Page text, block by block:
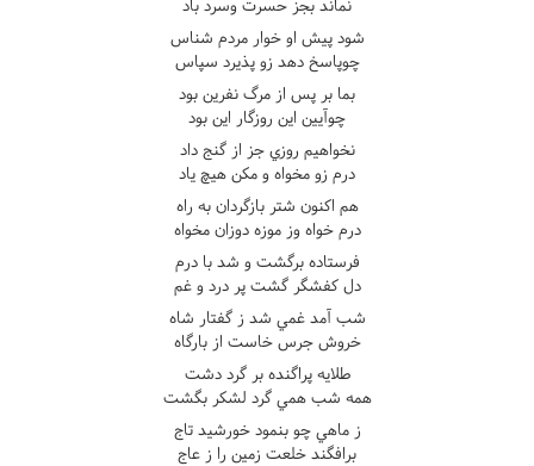
نماند بجز حسرت وسرد باد
شود پيش او خوار مردم شناس
چوپاسخ دهد زو پذيرد سپاس
بما بر پس از مرگ نفرين بود
چوآيين اين روزگار اين بود
نخواهيم روزي جز از گنج داد
درم زو مخواه و مکن هيچ ياد
هم اکنون شتر بازگردان به راه
درم خواه وز موزه دوزان مخواه
فرستاده برگشت و شد با درم
دل کفشگر گشت پر درد و غم
شب آمد غمي شد ز گفتار شاه
خروش جرس خاست از بارگاه
طلايه پراگنده بر گرد دشت
همه شب همي گرد لشکر بگشت
ز ماهي چو بنمود خورشيد تاج
برافگند خلعت زمين را ز عاج